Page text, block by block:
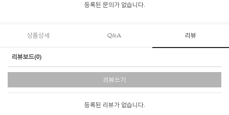
등록된 문의가 없습니다.
상품상세 Q&A 리뷰
리뷰보드(0)
리뷰쓰기
등록된 리뷰가 없습니다.